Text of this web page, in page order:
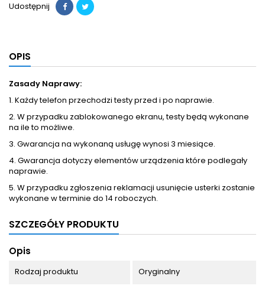
Udostępnij
OPIS
Zasady Naprawy:
1. Każdy telefon przechodzi testy przed i po naprawie.
2. W przypadku zablokowanego ekranu, testy będą wykonane
na ile to możliwe.
3. Gwarancja na wykonaną usługę wynosi 3 miesiące.
4. Gwarancja dotyczy elementów urządzenia które podlegały
naprawie.
5. W przypadku zgłoszenia reklamacji usunięcie usterki zostanie
wykonane w terminie do 14 roboczych.
SZCZEGÓŁY PRODUKTU
Opis
Rodzaj produktu Oryginalny